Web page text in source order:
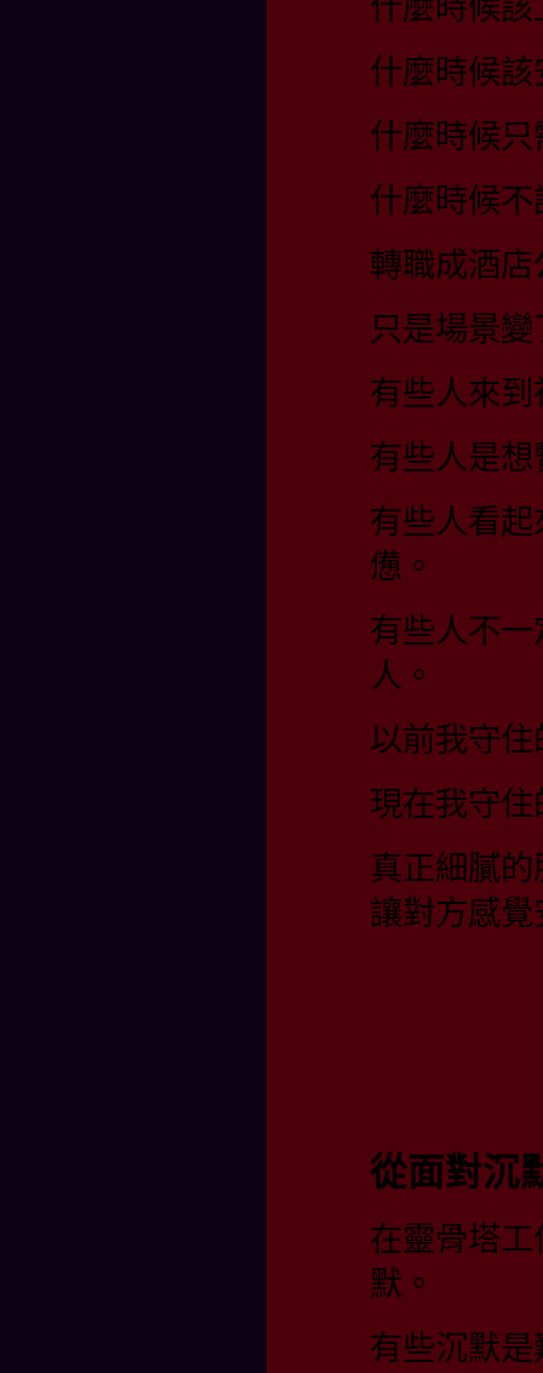
什麼時候
什麼時候
什麼時候
什麼時候
轉職成酒
只是場景
有些人來
有些人是
有些人看
憊。
有些人不
人。
以前我守
現在我守
真正細膩
讓對方感覺
從面對沉
在靈骨塔
默。
有些沉默是